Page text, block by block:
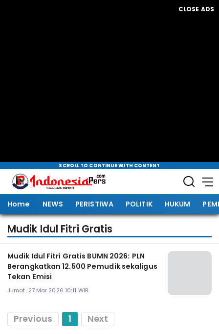
CLOSE ADS
SCROLL TO CONTINUE WITH CONTENT
Home NEWS PERISTIWA POLITIK HUKUM
Mudik Idul Fitri Gratis
Mudik Idul Fitri Gratis BUMN 2026: PLN
Berangkatkan 12.500 Pemudik sekaligus
Tekan Emisi
Jumat, 27 Mar 2026 10:11 WIB
Previous 1 Next